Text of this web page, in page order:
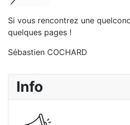
Info
Si vous rencontrez une
quelques pages !
Sébastien COCHARD